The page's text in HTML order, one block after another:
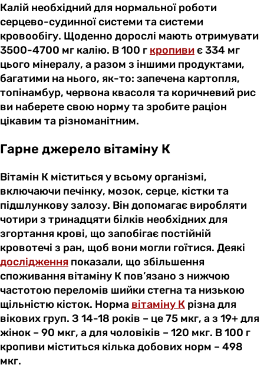
Калій необхідний для нормальної роботи
серцево-судинної системи та системи
кровообігу. Щоденно дорослі мають отримувати
3500-4700 мг калію. В 100 г кропивиє 334 мг
цього мінералу, а разом з іншими продуктами,
багатими на нього, як-то: запечена картопля,
топінамбур, червона квасоля та коричневий рис
ви наберете свою норму та зробите раціон
цікавим та різноманітним.
Гарне джерело вітаміну К
Вітамін К міститься у всьому організмі,
включаючи печінку, мозок, серце, кістки та
підшлункову залозу. Він допомагає виробляти
чотири з тринадцяти білків необхідних для
згортання крові, що запобігає постійній
кровотечі з ран, щоб вони могли гоїтися. Деякі
дослідження показали, що збільшення
споживання вітаміну К пов’язано з нижчою
частотою переломів шийки стегна та низькою
щільністю кісток. Норма вітаміну К різна для
вікових груп. З 14-18 років – це 75 мкг, а з 19+ для
жінок – 90 мкг, а для чоловіків – 120 мкг. В 100 г
кропиви міститься кілька добових норм – 498
мкг.